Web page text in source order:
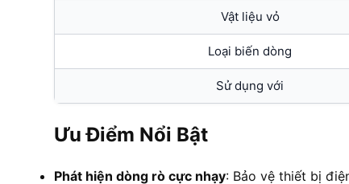
Vật liệu vỏ
Loại biến dòng
Sử dụng với
Ưu Điểm Nổi Bật
Phát hiện dòng rò cực nhạy: Bảo vệ thiết bị